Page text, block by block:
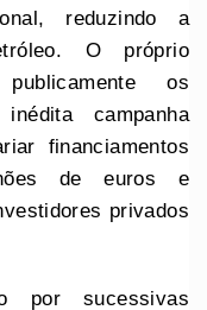
reduzindo a
O próprio
os
campanha
financiamentos
de euros e
privados
por sucessivas